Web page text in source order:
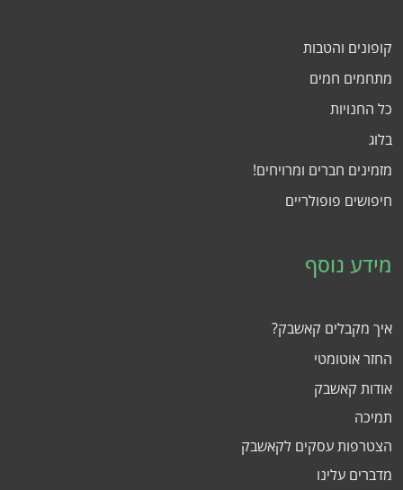
קופונים והטבות
מתחמים חמים
כל החנויות
בלוג
מזמינים חברים ומרויחים!
חיפושים פופולריים
מידע נוסף
איך מקבלים קאשבק?
החזר אוטומטי
אודות קאשבק
תמיכה
הצטרפות עסקים לקאשבק
מדברים עלינו